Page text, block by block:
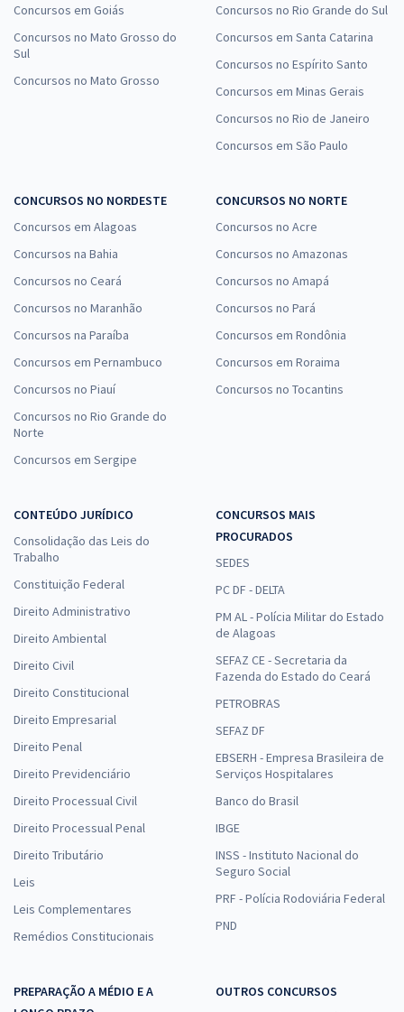
Concursos em Goiás
Concursos no Mato Grosso do
Sul
Concursos no Mato Grosso
Concursos no Rio Grande do Sul
Concursos em Santa Catarina
Concursos no Espírito Santo
Concursos em Minas Gerais
Concursos no Rio de Janeiro
Concursos em São Paulo
CONCURSOS NO NORDESTE
Concursos em Alagoas
Concursos na Bahia
Concursos no Ceará
Concursos no Maranhão
Concursos na Paraíba
Concursos em Pernambuco
Concursos no Piauí
Concursos no Rio Grande do
Norte
Concursos em Sergipe
CONCURSOS NO NORTE
Concursos no Acre
Concursos no Amazonas
Concursos no Amapá
Concursos no Pará
Concursos em Rondônia
Concursos em Roraima
Concursos no Tocantins
CONTEÚDO JURÍDICO
Consolidação das Leis do
Trabalho
Constituição Federal
Direito Administrativo
Direito Ambiental
Direito Civil
Direito Constitucional
Direito Empresarial
Direito Penal
Direito Previdenciário
Direito Processual Civil
Direito Processual Penal
Direito Tributário
Leis
Leis Complementares
Remédios Constitucionais
CONCURSOS MAIS
PROCURADOS
SEDES
PC DF - DELTA
PM AL - Polícia Militar do Estado
de Alagoas
SEFAZ CE - Secretaria da
Fazenda do Estado do Ceará
PETROBRAS
SEFAZ DF
EBSERH - Empresa Brasileira de
Serviços Hospitalares
Banco do Brasil
IBGE
INSS - Instituto Nacional do
Seguro Social
PRF - Polícia Rodoviária Federal
PND
PREPARAÇÃO A MÉDIO E A
OUTROS CONCURSOS